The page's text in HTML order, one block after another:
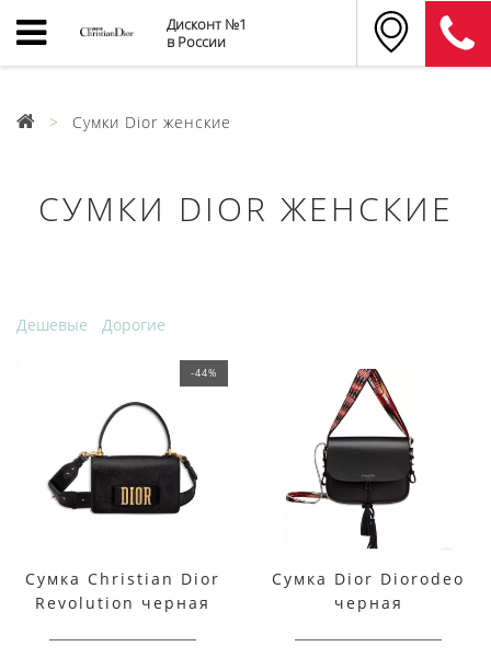
Дисконт №1
в России
Сумки Dior женские
СУМКИ DIOR ЖЕНСКИЕ
Дешевые Дорогие
-44%
Сумка Christian Dior
Revolution черная
Сумка Dior Diorodeo
черная